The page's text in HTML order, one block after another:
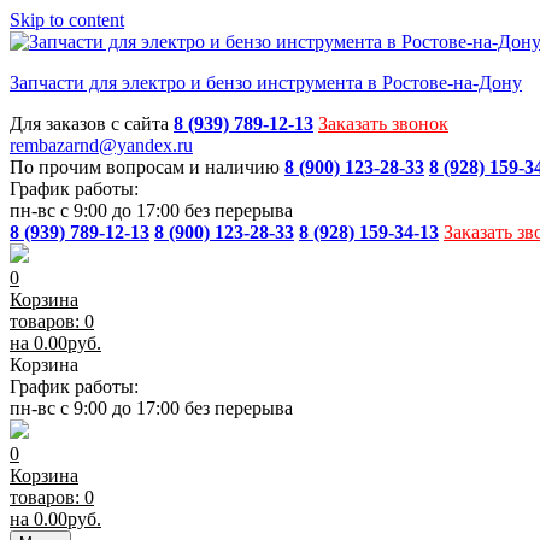
Skip to content
Запчасти для электро и бензо инструмента в Ростове-на-Дону
Для заказов с сайта 8 (939) 789-12-13 Заказать звонок
rembazarnd@yandex.ru
По прочим вопросам и наличию 8 (900) 123-28-33 8 (928) 159-
График работы:
пн-вс с 9:00 до 17:00 без перерыва
8 (939) 789-12-13 8 (900) 123-28-33 8 (928) 159-34-13 Заказать
0
Корзина
товаров: 0
на 0.00руб.
Корзина
График работы:
пн-вс с 9:00 до 17:00 без перерыва
0
Корзина
товаров: 0
на 0.00руб.